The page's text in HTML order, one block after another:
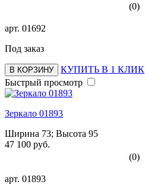
(0)
арт. 01692
Под заказ
В КОРЗИНУ
КУПИТЬ В 1 КЛИК
Быстрый просмотр
Зеркало 01893
Ширина 73; Высота 95
47 100 руб.
(0)
арт. 01893